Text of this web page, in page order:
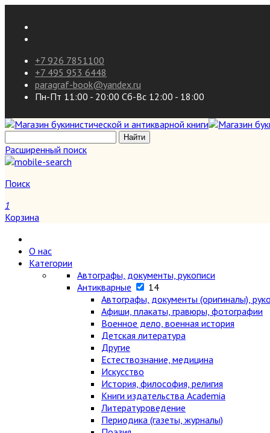
+7 926 7851100
+7 495 953 6448
paragraf-book@yandex.ru
Пн-Пт 11:00 - 20:00 Сб-Вс 12:00 - 18:00
Расширенный поиск
Поиск
1
Корзина
О нас
Категории
Автографы, документы, рукописи
Антикварные
14
Автографы, документы (оригиналы),
Афиши, плакаты, гравюры, фотографии
Военное дело, военная история
Детская литература
Другие
Естествознание, медицина
Искусство
История, философия, религия
Книги издательства Academia
Литературоведение
Периодика (газеты, журналы)